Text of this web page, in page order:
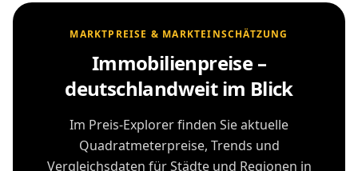
MARKTPREISE & MARKTEINSCHÄTZUNG
Immobilienpreise –
deutschlandweit im Blick
Im Preis-Explorer finden Sie aktuelle
Quadratmeterpreise, Trends und
Vergleichsdaten für Städte und Regionen in